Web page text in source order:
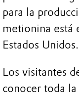
para la
metionina está
Estados Unidos.
Los visitantes
conocer toda